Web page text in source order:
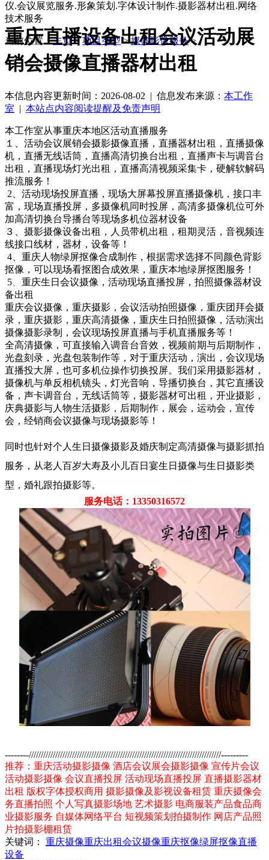
仪.会议展览服务.形象策划.字体设计制作.摄影器材出租.网络
技术服务
当前位置：主页>项目类型>媒体影像服务>
重庆直播设备出租会议活动展
销会摄像直播器材出租
本信息内容更新时间：2026-08-02 | 信息发布来源： 本工作
室 | 本站点内容阅读提醒及免责声明
本工作室从事重庆本地区活动直播服务
１、活动会议展销会摄影摄像直播，直播器材出租，直播摄像
机，直播无线话筒，直播高清切换台出租，直播声卡与调音台
出租，直播现场灯光出租，直播高清视频采集卡，硬解软解码
推流服务！
2、活动现场投屏直播，现场大屏幕投屏直播摄像机，接口丰
富，现场直播投屏，多摄像机同时投屏，高清多摄像机位可外
加高清切换台导播台等现场多机位器材设备
３、摄影摄像设备出租，人员带机出租，租期灵活，音视频连
线接口线材，器材，设备等！
4、重庆人物绿屏抠像合成制作，根据需求选择不同颜色背影
抠像，可以现场看抠图合成效果，重庆本地绿屏抠图服务！
5
重庆生日会议摄像，活动现场直播投屏，拍照摄像器材设
备出租
重庆会议摄像，重庆摄影，会议活动拍照摄像，重庆团拜‌‌会摄
录，重庆摄影，重庆高清摄像，重庆生日拍照摄像，活动演出
摄像摄影录制，会议现场投屏直播与手机直播服务等！
全高清摄像，可直接输入调音台音效，视频前期与后期制作，
光盘刻录，光盘包装制作等，对于重庆活动，演出，会议现场
直播投大屏，也可多机位操作切换投屏。我们采用摄影器材，
摄像机与单反相机镜头，灯光音响，导播切换台，其它直播设
备，声卡调音台，无线话筒等，摄影器材可出租，开业摄影，
庆典摄影与人物生活摄影，后期制作，展会，运动会，宣传
会，经销商会议摄像与现场摄影等！
同时也针对个人生日摄像摄影及婚庆制定高清摄像与摄影抓拍
服务，从老人百岁大寿及小儿百日宴生日摄像与生日摄影类
型，婚礼跟拍摄影等。
服务电话：13350316572
--------////////////////////////////////////////////////////////////////////////////////---------
推荐：重庆活动摄影摄像 酒店会议展会摄影摄像 宣传片会议
活动摄影摄像 会议直播投屏 活动现场直播投屏 直播摄影器材
出租 版权字体授权商用 摄影摄像及影视设备租赁 重庆摄像会
务直播拍照 个人写真摄影场地 艺术摄影 电商服装产品食品商
业摄影服务 自媒体网络平台 短视频策划拍摄制作 网店产品照
片拍摄影棚租赁
关键词：
重庆摄像重庆出租会议摄像重庆抠像绿屏抠像直播
设备